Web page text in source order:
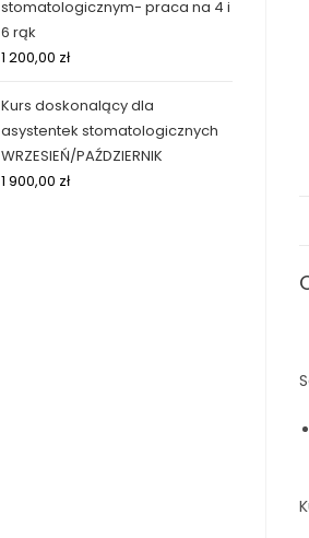
stomatologicznym- praca na 4 i
6 rąk
1 200,00 zł
Kurs doskonalący dla
asystentek stomatologicznych
WRZESIEŃ/PAŹDZIERNIK
1 900,00 zł